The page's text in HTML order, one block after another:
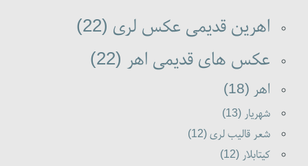
اهرین قدیمی عکس لری (22)
عکس های قدیمی اهر (22)
اهر (18)
شهریار (13)
شعر قالیب لری (12)
کیتابلار (12)